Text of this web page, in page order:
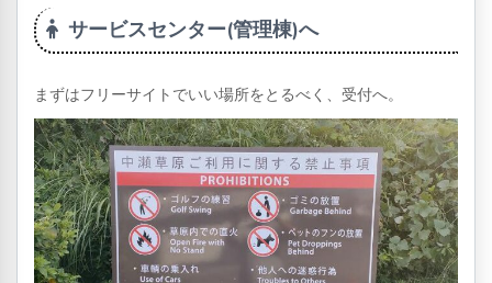
サービスセンター(管理棟)へ
まずはフリーサイトでいい場所をとるべく、受付へ。